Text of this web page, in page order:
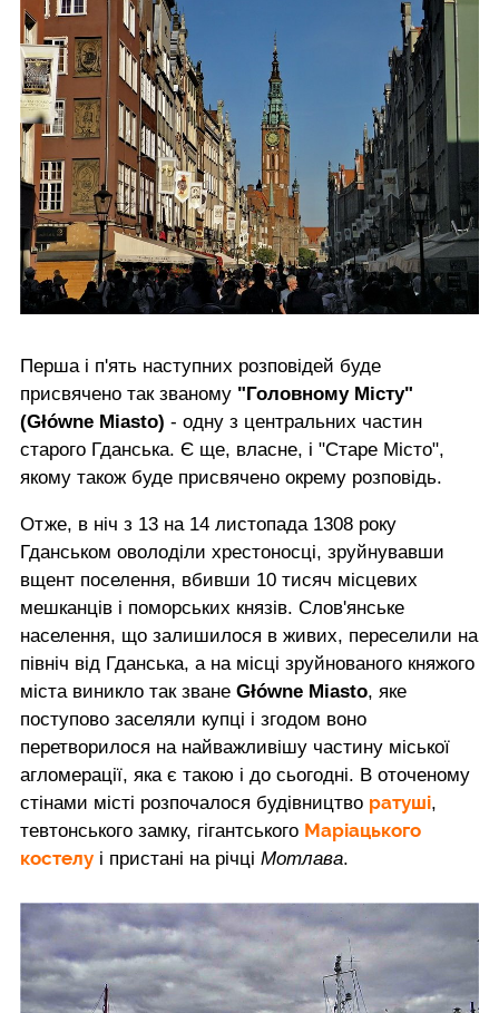
Перша і п'ять наступних розповідей буде
присвячено так званому "Головному Місту"
(Główne Miasto) - одну з центральних частин
старого Гданська. Є ще, власне, і "Старе Місто",
якому також буде присвячено окрему розповідь.
Отже, в ніч з 13 на 14 листопада 1308 року
Гданськом оволоділи хрестоносці, зруйнувавши
вщент поселення, вбивши 10 тисяч місцевих
мешканців і поморських князів. Слов'янське
населення, що залишилося в живих, переселили на
північ від Гданська, а на місці зруйнованого княжого
міста виникло так зване Główne Miasto, яке
поступово заселяли купці і згодом воно
перетворилося на найважливішу частину міської
агломерації, яка є такою і до сьогодні. В оточеному
стінами місті розпочалося будівництво ратуші,
тевтонського замку, гігантського Маріацького
костелу і пристані на річці Мотлава.